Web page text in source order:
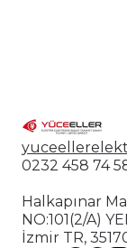
0232 458 74
Halkapınar
NO:101(2/A)
İzmir TR,